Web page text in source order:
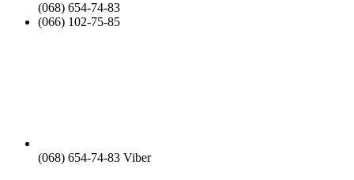
(068) 654-74-83
(066) 102-75-85
(068) 654-74-83 Viber